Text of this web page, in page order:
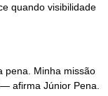
quando visibilidade
pena. Minha missão
afirma Júnior Pena.